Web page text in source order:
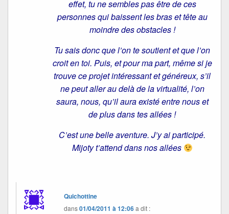
effet, tu ne sembles pas être de ces
personnes qui baissent les bras et tête au
moindre des obstacles !
Tu sais donc que l’on te soutient et que l’on
croit en toi. Puis, et pour ma part, même si je
trouve ce projet intéressant et généreux, s’il
ne peut aller au delà de la virtualité, l’on
saura, nous, qu’il aura existé entre nous et
de plus dans tes allées !
C’est une belle aventure. J’y ai participé.
Mijoty t’attend dans nos allées
Quichottine
dans01/04/2011 à 12:06a dit :